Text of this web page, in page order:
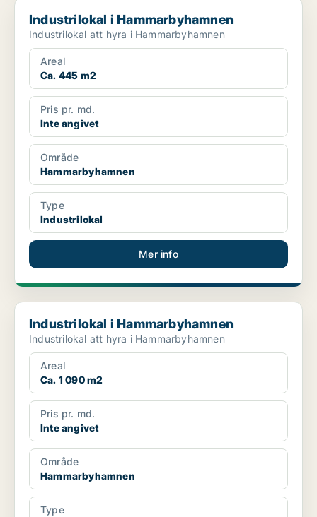
Industrilokal i Hammarbyhamnen
Industrilokal i Hammarbyhamnen
Industrilokal att hyra i Hammarbyhamnen
Areal
Ca. 445 m2
Pris pr. md.
Inte angivet
Område
Hammarbyhamnen
Type
Industrilokal
Mer info
Industrilokal i Hammarbyhamnen
Industrilokal i Hammarbyhamnen
Industrilokal att hyra i Hammarbyhamnen
Areal
Ca. 1 090 m2
Pris pr. md.
Inte angivet
Område
Hammarbyhamnen
Type